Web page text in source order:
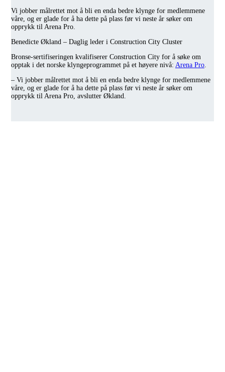
Vi jobber målrettet mot å bli en enda bedre klynge for medlemmene
våre, og er glade for å ha dette på plass før vi neste år søker om
opprykk til Arena Pro.
Benedicte Økland – Daglig leder i Construction City Cluster
Bronse-sertifiseringen kvalifiserer Construction City for å søke om
opptak i det norske klyngeprogrammet på et høyere nivå: Arena Pro.
– Vi jobber målrettet mot å bli en enda bedre klynge for medlemmene
våre, og er glade for å ha dette på plass før vi neste år søker om
opprykk til Arena Pro, avslutter Økland.